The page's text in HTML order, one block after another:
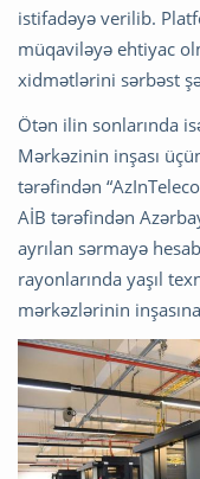
istifadəyə verilib.
müqaviləyə ehtiyac
xidmətlərini sərbəst
Ötən ilin sonlarında
Mərkəzinin inşası
tərəfindən
AİB tərəfindən
ayrılan sərmayə
rayonlarında yaşıl
mərkəzlərinin